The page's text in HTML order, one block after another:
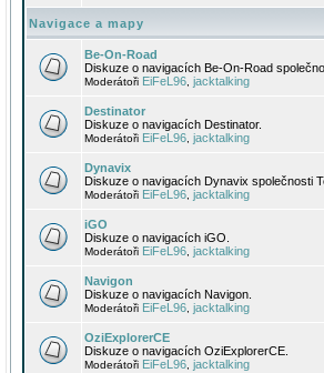
Navigace a mapy
Be-On-Road
Diskuze o navigacích Be-On-Road
Moderátoři EiFeL96 jacktalking
Destinator
Diskuze o navigacích Destinator.
Moderátoři EiFeL96 jacktalking
Dynavix
Diskuze o navigacích Dynavix společnosti
Moderátoři EiFeL96 jacktalking
iGO
Diskuze o navigacích iGO.
Moderátoři EiFeL96 jacktalking
Navigon
Diskuze o navigacích Navigon.
Moderátoři EiFeL96 jacktalking
OziExplorerCE
Diskuze o navigacích OziExplorerCE.
Moderátoři EiFeL96 jacktalking